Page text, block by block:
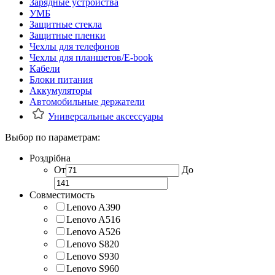
УМБ
Защитные стекла
Защитные пленки
Чехлы для телефонов
Чехлы для планшетов/E-book
Кабели
Блоки питания
Аккумуляторы
Автомобильные держатели
Универсальные аксессуары
Выбор по параметрам:
Роздрібна
От
До
Совместимость
Lenovo A390
Lenovo A516
Lenovo A526
Lenovo S820
Lenovo S930
Lenovo S960